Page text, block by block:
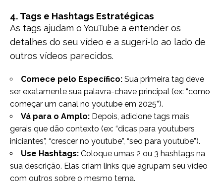
4. Tags e Hashtags Estratégicas
As tags ajudam o YouTube a entender os
detalhes do seu vídeo e a sugerí-lo ao lado de
outros vídeos parecidos.
Comece pelo Específico: Sua primeira tag deve
ser exatamente sua palavra-chave principal (ex: “como
começar um canal no youtube em 2025”).
Vá para o Amplo: Depois, adicione tags mais
gerais que dão contexto (ex: “dicas para youtubers
iniciantes”, “crescer no youtube”, “seo para youtube”).
Use Hashtags: Coloque umas 2 ou 3 hashtags na
sua descrição. Elas criam links que agrupam seu vídeo
com outros sobre o mesmo tema.